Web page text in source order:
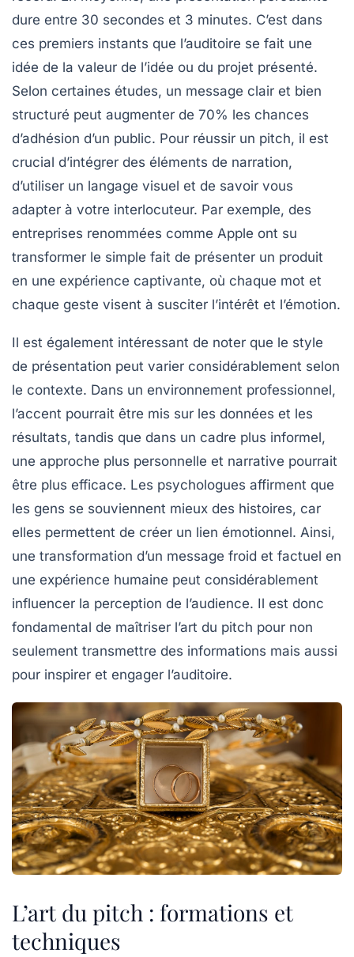
dure entre 30 secondes et 3 minutes. C’est dans
ces premiers instants que l’auditoire se fait une
idée de la valeur de l’idée ou du projet présenté.
Selon certaines études, un message clair et bien
structuré peut augmenter de 70% les chances
d’adhésion d’un public. Pour réussir un pitch, il est
crucial d’intégrer des éléments de narration,
d’utiliser un langage visuel et de savoir vous
adapter à votre interlocuteur. Par exemple, des
entreprises renommées comme Apple ont su
transformer le simple fait de présenter un produit
en une expérience captivante, où chaque mot et
chaque geste visent à susciter l’intérêt et l’émotion.
Il est également intéressant de noter que le style
de présentation peut varier considérablement selon
le contexte. Dans un environnement professionnel,
l’accent pourrait être mis sur les données et les
résultats, tandis que dans un cadre plus informel,
une approche plus personnelle et narrative pourrait
être plus efficace. Les psychologues affirment que
les gens se souviennent mieux des histoires, car
elles permettent de créer un lien émotionnel. Ainsi,
une transformation d’un message froid et factuel en
une expérience humaine peut considérablement
influencer la perception de l’audience. Il est donc
fondamental de maîtriser l’art du pitch pour non
seulement transmettre des informations mais aussi
pour inspirer et engager l’auditoire.
L’art du pitch : formations et
techniques